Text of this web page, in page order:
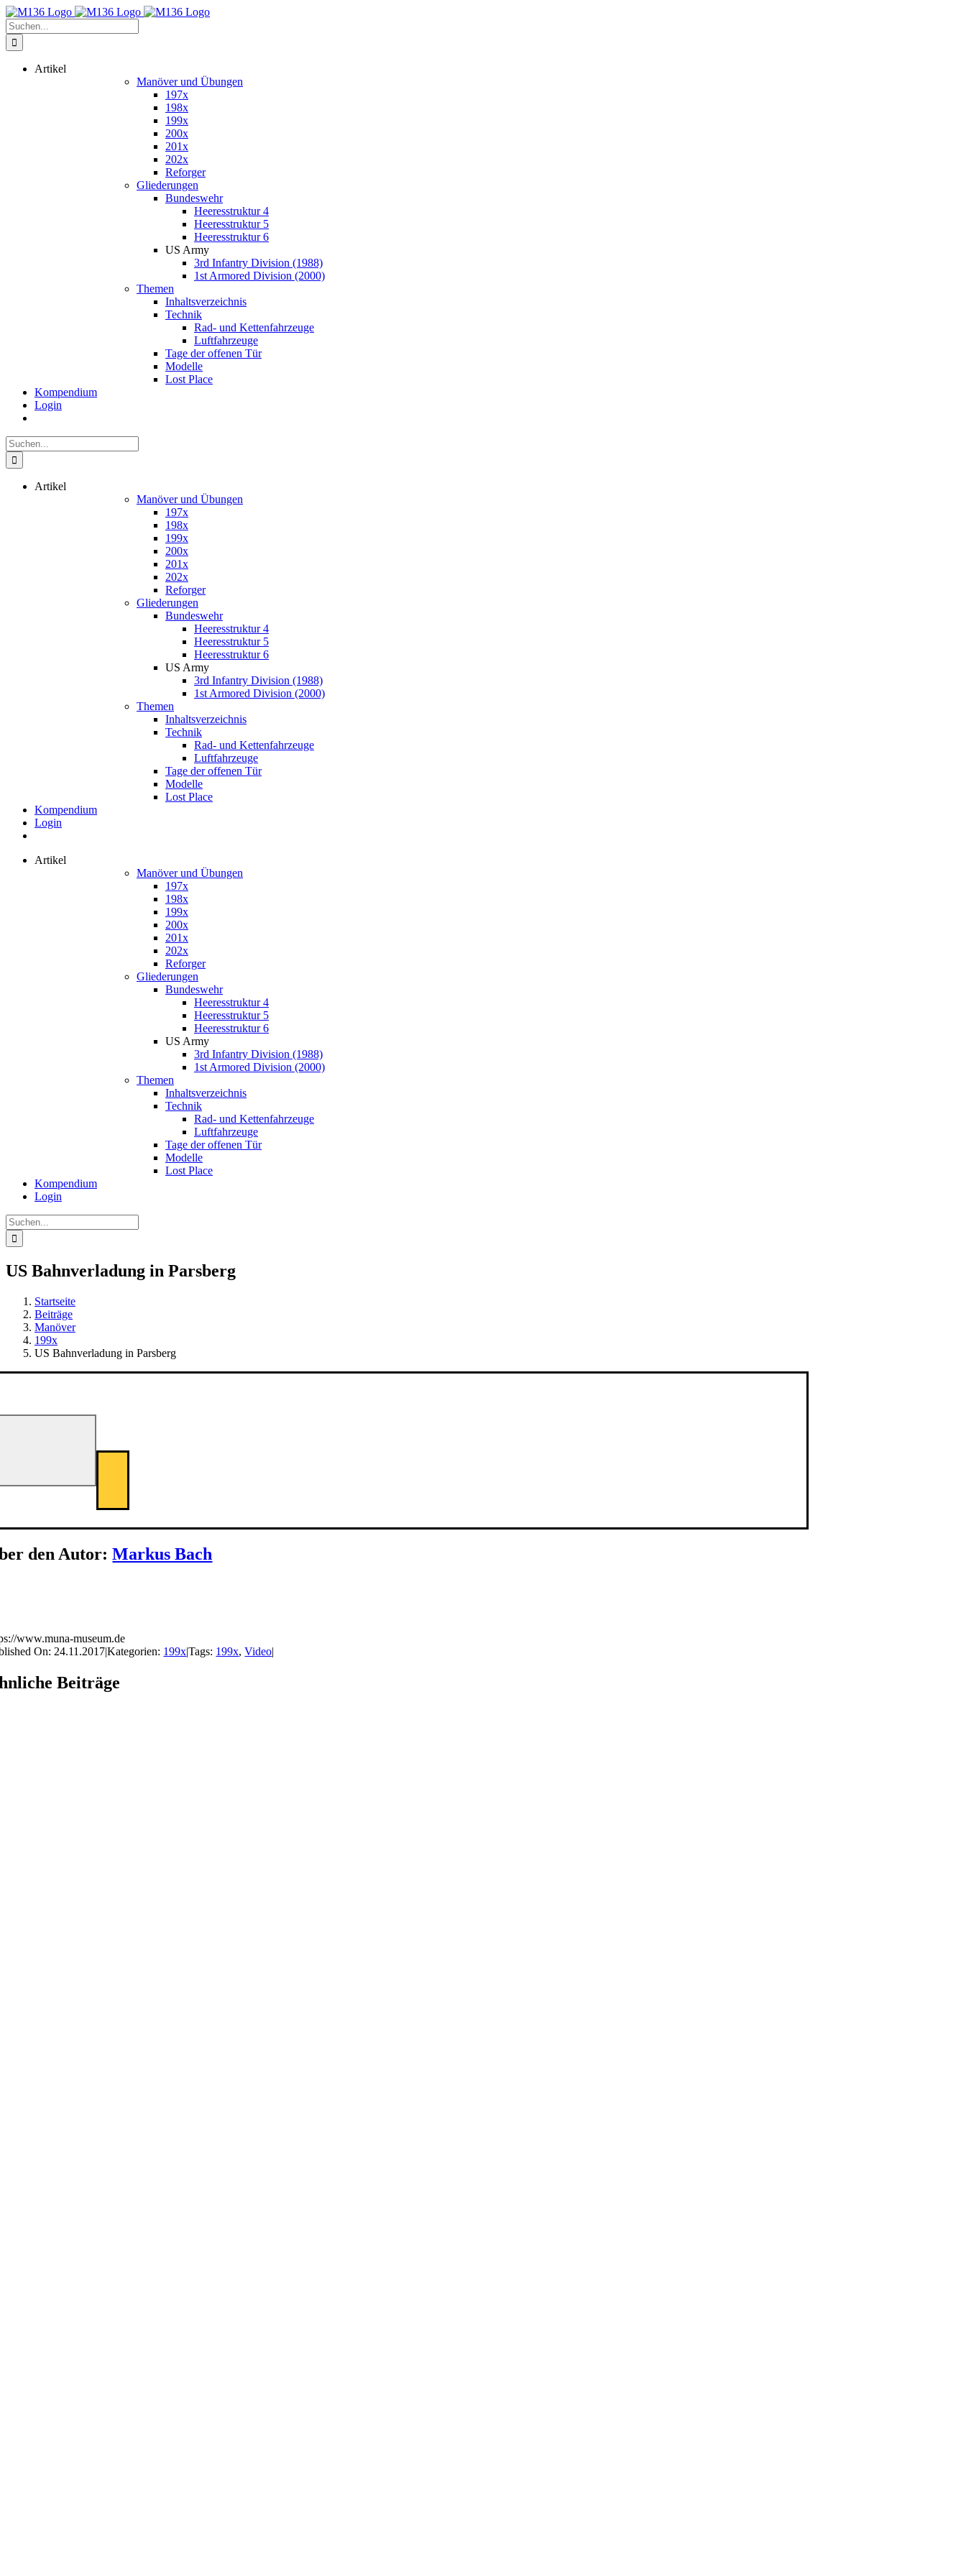
Zum
Inhalt
springen
Suche
nach:
Artikel
Manöver und Übungen
197x
198x
199x
200x
201x
202x
Reforger
Gliederungen
Bundeswehr
Heeresstruktur 4
Heeresstruktur 5
Heeresstruktur 6
US Army
3rd Infantry Division (1988)
1st Armored Division (2000)
Themen
Inhaltsverzeichnis
Technik
Rad- und Kettenfahrzeuge
Luftfahrzeuge
Tage der offenen Tür
Modelle
Lost Place
Kompendium
Login
Suche
nach:
Artikel
Manöver und Übungen
197x
198x
199x
200x
201x
202x
Reforger
Gliederungen
Bundeswehr
Heeresstruktur 4
Heeresstruktur 5
Heeresstruktur 6
US Army
3rd Infantry Division (1988)
1st Armored Division (2000)
Themen
Inhaltsverzeichnis
Technik
Rad- und Kettenfahrzeuge
Luftfahrzeuge
Tage der offenen Tür
Modelle
Lost Place
Kompendium
Login
Artikel
Manöver und Übungen
197x
198x
199x
200x
201x
202x
Reforger
Gliederungen
Bundeswehr
Heeresstruktur 4
Heeresstruktur 5
Heeresstruktur 6
US Army
3rd Infantry Division (1988)
1st Armored Division (2000)
Themen
Inhaltsverzeichnis
Technik
Rad- und Kettenfahrzeuge
Luftfahrzeuge
Tage der offenen Tür
Modelle
Lost Place
Kompendium
Login
Suche
nach:
US Bahnverladung in Parsberg
Startseite
Beiträge
Manöver
199x
US Bahnverladung in Parsberg
den Autor:Markus Bach
www.muna-museum.de
On: 24.11.2017|Kategorien: 199x|Tags: 199x,Video|
Beiträge